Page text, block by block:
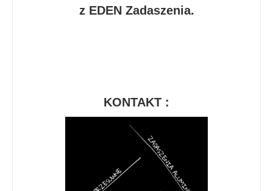
z EDEN Zadaszenia.
KONTAKT :